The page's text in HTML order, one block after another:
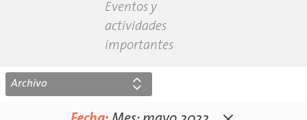
Eventos y
actividades
importantes
Archivo